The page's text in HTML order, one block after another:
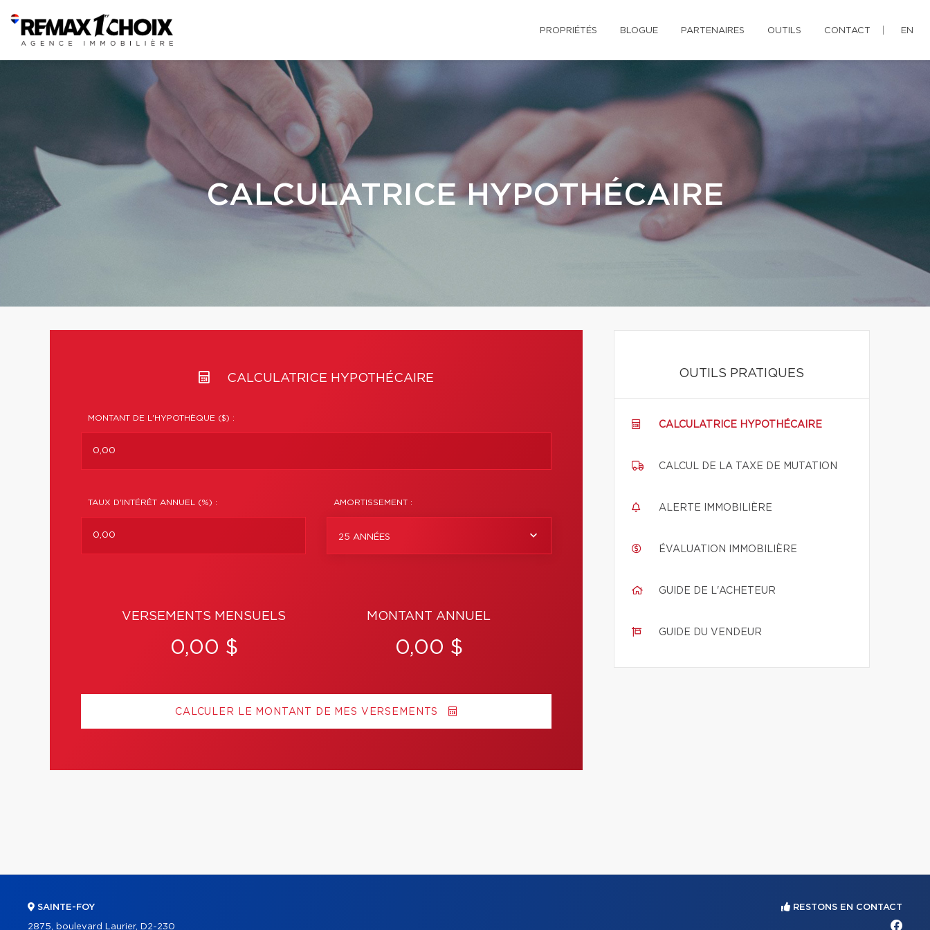
PROPRIÉTÉS BLOGUE PARTENAIRES OUTILS CONTACT EN
CALCULATRICE HYPOTHÉCAIRE
CALCULATRICE HYPOTHÉCAIRE
MONTANT DE L'HYPOTHÈQUE ($) :
TAUX D'INTÉRÊT ANNUEL (%) : AMORTISSEMENT :
25 ANNÉES
VERSEMENTS MENSUELS
0,00 $
MONTANT ANNUEL
0,00 $
CALCULER LE MONTANT DE MES VERSEMENTS
OUTILS PRATIQUES
CALCULATRICE HYPOTHÉCAIRE
CALCUL DE LA TAXE DE MUTATION
ALERTE IMMOBILIÈRE
ÉVALUATION IMMOBILIÈRE
GUIDE DE L'ACHETEUR
GUIDE DU VENDEUR
SAINTE-FOY
2875, boulevard Laurier, D2-230
RESTONS EN CONTACT